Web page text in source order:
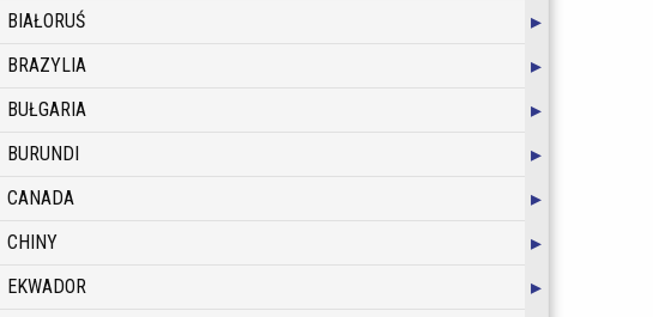
▸
BIAŁORUŚ
▸
BRAZYLIA
▸
BUŁGARIA
▸
BURUNDI
▸
CANADA
▸
CHINY
▸
EKWADOR